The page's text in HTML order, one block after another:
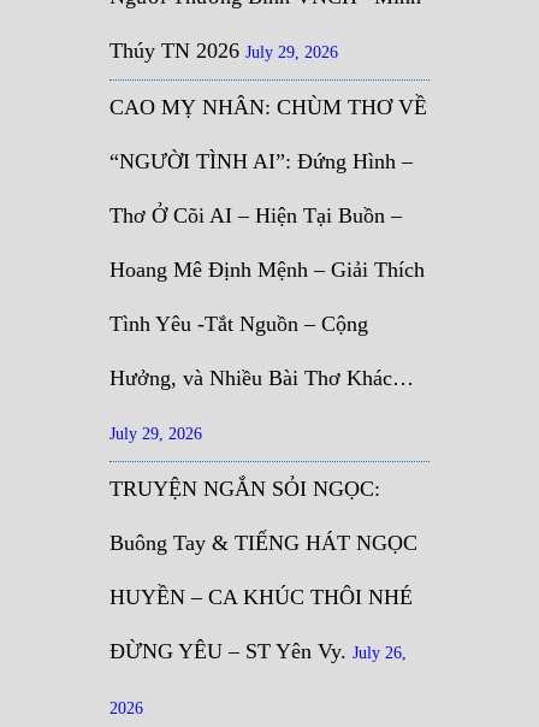
Thúy TN 2026 July 29, 2026
CAO MỴ NHÂN: CHÙM THƠ VỀ
“NGƯỜI TÌNH AI”: Đứng Hình –
Thơ Ở Cõi AI – Hiện Tại Buồn –
Hoang Mê Định Mệnh – Giải Thích
Tình Yêu -Tắt Nguồn – Cộng
Hưởng, và Nhiều Bài Thơ Khác…
July 29, 2026
TRUYỆN NGẮN SỎI NGỌC:
Buông Tay & TIẾNG HÁT NGỌC
HUYỀN – CA KHÚC THÔI NHÉ
ĐỪNG YÊU – ST Yên Vy. July 26,
2026